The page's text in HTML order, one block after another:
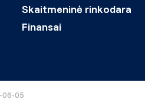
Skaitmeninė rinkodara
Finansai
06-05